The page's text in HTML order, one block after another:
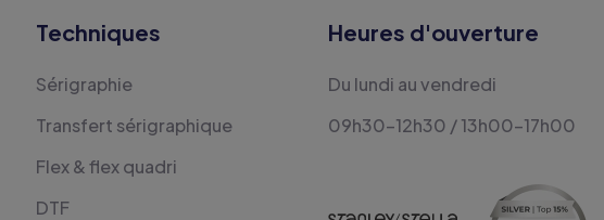
Techniques
Sérigraphie
Transfert sérigraphique
Flex & flex quadri
DTF
Heures d'ouverture
Du lundi au vendredi
09h30-12h30 / 13h00-17h00